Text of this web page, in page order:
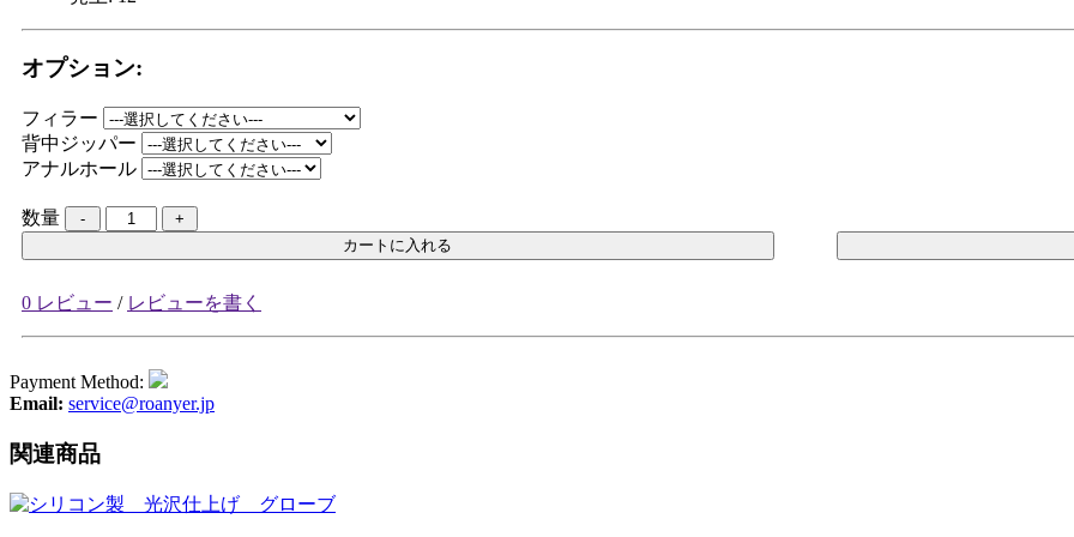
オプション:
フィラー
背中ジッパー
アナルホール
数量
カートに入れる
0 レビュー / レビューを書く
Payment Method:
Email: service@roanyer.jp
関連商品